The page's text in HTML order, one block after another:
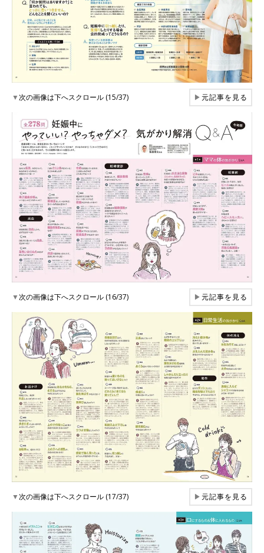
▼次の画像は下へスクロール (15/37) ▶元記事を見る
▼次の画像は下へスクロール (16/37) ▶元記事を見る
▼次の画像は下へスクロール (17/37) ▶元記事を見る